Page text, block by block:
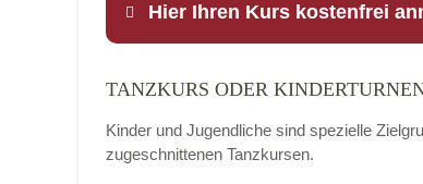
Hier Ihren Kurs kostenfrei
TANZKURS ODER
Kinder und Jugendliche sind spezielle
zugeschnittenen Tanzkursen.